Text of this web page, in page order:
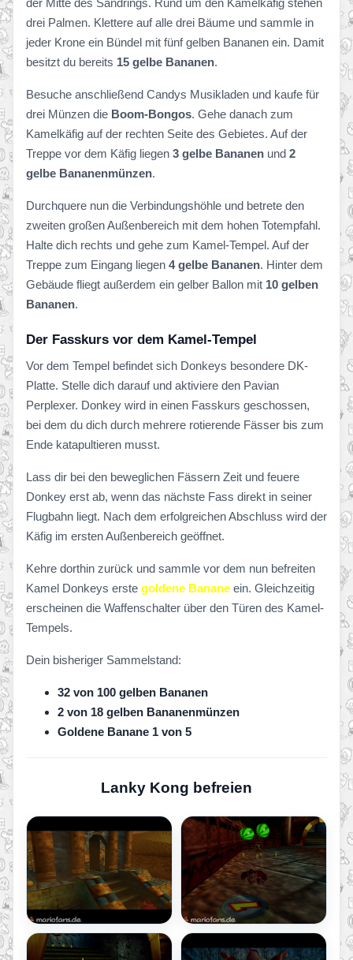
der Mitte des Sandrings. Rund um den Kamelkäfig stehen
drei Palmen. Klettere auf alle drei Bäume und sammle in
jeder Krone ein Bündel mit fünf gelben Bananen ein. Damit
besitzt du bereits 15 gelbe Bananen.
Besuche anschließend Candys Musikladen und kaufe für
drei Münzen die Boom-Bongos. Gehe danach zum
Kamelkäfig auf der rechten Seite des Gebietes. Auf der
Treppe vor dem Käfig liegen 3 gelbe Bananen und 2
gelbe Bananenmünzen.
Durchquere nun die Verbindungshöhle und betrete den
zweiten großen Außenbereich mit dem hohen Totempfahl.
Halte dich rechts und gehe zum Kamel-Tempel. Auf der
Treppe zum Eingang liegen 4 gelbe Bananen. Hinter dem
Gebäude fliegt außerdem ein gelber Ballon mit 10 gelben
Bananen.
Der Fasskurs vor dem Kamel-Tempel
Vor dem Tempel befindet sich Donkeys besondere DK-
Platte. Stelle dich darauf und aktiviere den Pavian
Perplexer. Donkey wird in einen Fasskurs geschossen,
bei dem du dich durch mehrere rotierende Fässer bis zum
Ende katapultieren musst.
Lass dir bei den beweglichen Fässern Zeit und feuere
Donkey erst ab, wenn das nächste Fass direkt in seiner
Flugbahn liegt. Nach dem erfolgreichen Abschluss wird der
Käfig im ersten Außenbereich geöffnet.
Kehre dorthin zurück und sammle vor dem nun befreiten
Kamel Donkeys erste goldene Banane ein. Gleichzeitig
erscheinen die Waffenschalter über den Türen des Kamel-
Tempels.
Dein bisheriger Sammelstand:
32 von 100 gelben Bananen
2 von 18 gelben Bananenmünzen
Goldene Banane 1 von 5
Lanky Kong befreien